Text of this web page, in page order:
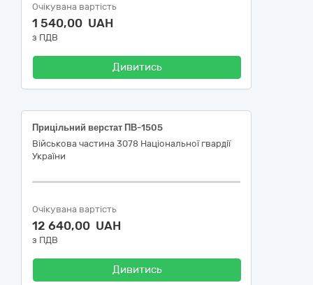
Очікувана вартість
1 540,00 UAH
з ПДВ
Дивитись
Прицільний верстат ПВ-1505
Військова частина 3078 Національної гвардії
України
Очікувана вартість
12 640,00 UAH
з ПДВ
Дивитись